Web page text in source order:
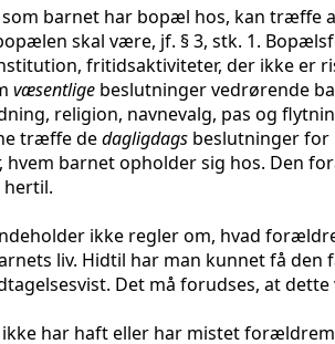
barnet har bopæl hos, kan træffe
skal være, jf. § 3, stk. 1.
fritidsaktiviteter, der ikke er
væsentlige beslutninger vedrørende
religion, navnevalg, pas og
træffe dedagligdags beslutninger for
hvem barnet opholder sig hos. Den
hertil.
ikke regler om, hvad
liv. Hidtil har man kunnet få
Det må forudses, at
har haft eller har mistet